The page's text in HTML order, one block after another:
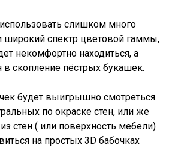
слишком много
широкий спектр цветовой гаммы,
некомфортно находиться, а
в скопление пёстрых букашек.
будет выигрышно смотреться
по окраске стен, или же
стен ( или поверхность мебели)
на простых 3D бабочках